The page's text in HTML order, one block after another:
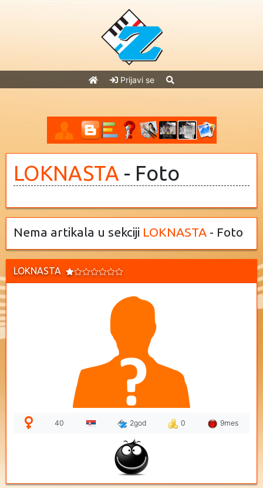
Prijavi se
LOKNASTA - Foto
Nema artikala u sekciji LOKNASTA - Foto
LOKNASTA
40 2god 0 9mes